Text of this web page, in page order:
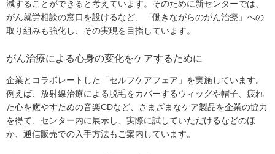
減することができると考えています。そのために新センターでは、
がん就労相談の窓口を設けるなど、「働きながらのがん治療」への
取り組みも強化し、その実現を目指しています。
がん治療による心身の変化をケアするために
企業とコラボレートした「セルフケアフェア」を実施しています。
例えば、放射線治療による脱毛をカバーするウィッグや帽子、疲れ
た心を癒やすための音楽CDなど、さまざまなケア製品を企業の協力
を得て、センター内に展示し、実際に試していただけるなどのほ
か、通信販売での入手方法もご案内しています。